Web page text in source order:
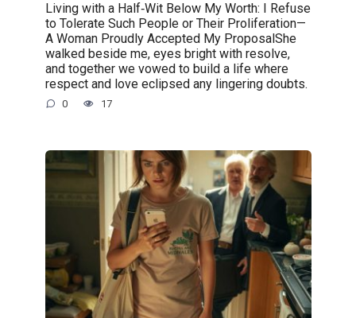
Living with a Half‑Wit Below My Worth: I Refuse
to Tolerate Such People or Their Proliferation—
A Woman Proudly Accepted My ProposalShe
walked beside me, eyes bright with resolve,
and together we vowed to build a life where
respect and love eclipsed any lingering doubts.
0 17